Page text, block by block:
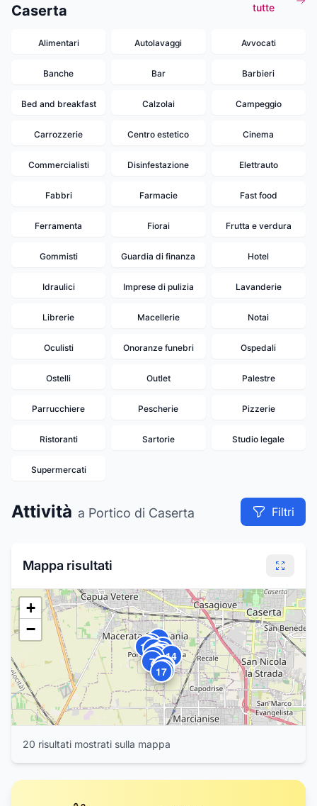
Caserta
tutte
Alimentari Autolavaggi Avvocati
Banche Bar Barbieri
Bed and breakfast Calzolai Campeggio
Carrozzerie Centro estetico Cinema
Commercialisti Disinfestazione Elettrauto
Fabbri Farmacie Fast food
Ferramenta Fiorai Frutta e verdura
Gommisti Guardia di finanza Hotel
Idraulici Imprese di pulizia Lavanderie
Librerie Macellerie Notai
Oculisti Onoranze funebri Ospedali
Ostelli Outlet Palestre
Parrucchiere Pescherie Pizzerie
Ristoranti Sartorie Studio legale
Supermercati
Attività a Portico di Caserta Filtri
Mappa risultati
1
2
34
56
7
8 9
10
11
12
13
14
15
16
17
18
1920
+
−
20 risultati mostrati sulla mappa